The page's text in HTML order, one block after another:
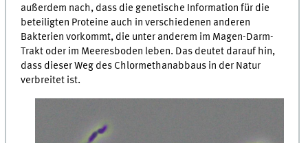
außerdem nach, dass die genetische Information für die
beteiligten Proteine auch in verschiedenen anderen
Bakterien vorkommt, die unter anderem im Magen-Darm-
Trakt oder im Meeresboden leben. Das deutet darauf hin,
dass dieser Weg des Chlormethanabbaus in der Natur
verbreitet ist.